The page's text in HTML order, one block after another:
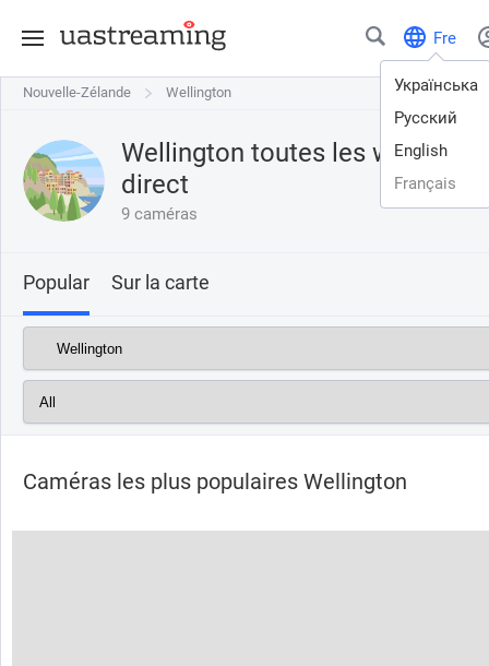
Fre
Українська
Русский
English
Français
Nouvelle-Zélande Wellington
Nouvelle-Zélande Wellington
Wellington toutes les webcams
direct
9 caméras
Popular Sur la carte
Caméras les plus populaires Wellington